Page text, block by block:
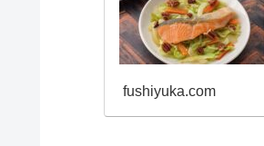
fushiyuka.com